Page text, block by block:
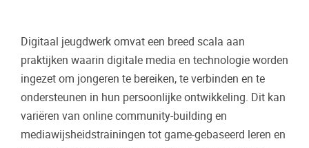
Digitaal jeugdwerk omvat een breed scala aan
praktijken waarin digitale media en technologie worden
ingezet om jongeren te bereiken, te verbinden en te
ondersteunen in hun persoonlijke ontwikkeling. Dit kan
variëren van online community-building en
mediawijsheidstrainingen tot game-gebaseerd leren en